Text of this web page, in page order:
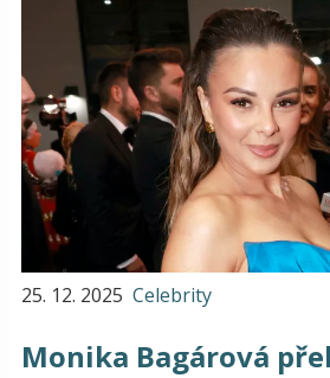
25. 12. 2025 Celebrity
Monika Bagárová